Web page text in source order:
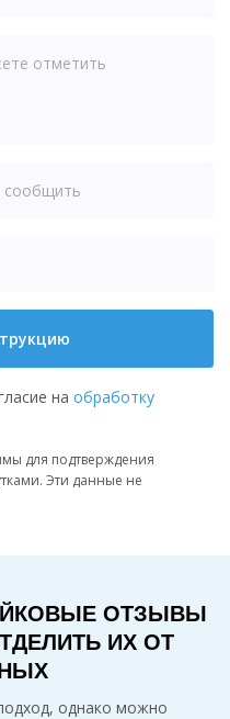
на обработку
для подтверждения
Эти данные не
ОТЗЫВЫ
ИХ ОТ
однако можно